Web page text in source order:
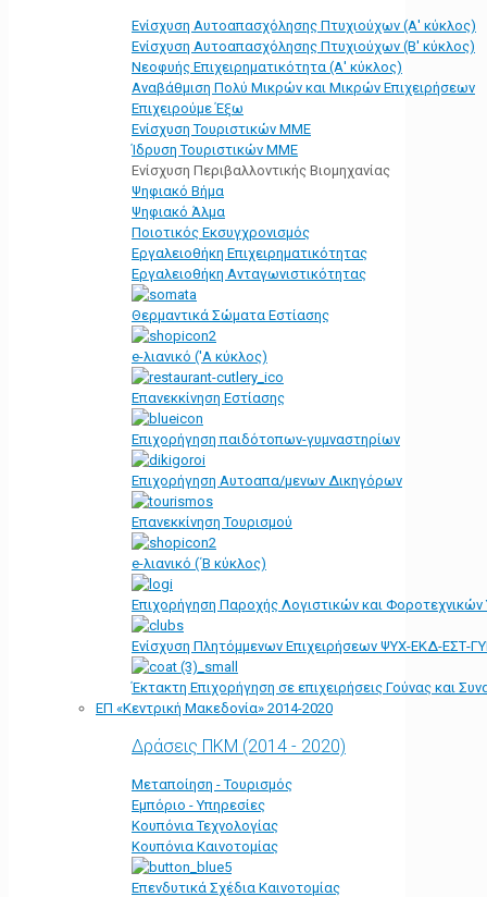
Ενίσχυση Αυτοαπασχόλησης Πτυχιούχων (Α' κύκλος)
Ενίσχυση Αυτοαπασχόλησης Πτυχιούχων (Β' κύκλος)
Νεοφυής Επιχειρηματικότητα (Α' κύκλος)
Αναβάθμιση Πολύ Μικρών και Μικρών Επιχειρήσεων
Επιχειρούμε Έξω
Ενίσχυση Τουριστικών ΜΜΕ
Ίδρυση Τουριστικών ΜΜΕ
Ενίσχυση Περιβαλλοντικής Βιομηχανίας
Ψηφιακό Βήμα
Ψηφιακό Άλμα
Ποιοτικός Εκσυγχρονισμός
Εργαλειοθήκη Eπιχειρηματικότητας
Εργαλειοθήκη Ανταγωνιστικότητας
Θερμαντικά Σώματα Εστίασης
e-λιανικό ('Α κύκλος)
Επανεκκίνηση Εστίασης
Επιχορήγηση παιδότοπων-γυμναστηρίων
Επιχορήγηση Αυτοαπα/μενων Δικηγόρων
Επανεκκίνηση Τουρισμού
e-λιανικό (΄Β κύκλος)
Επιχορήγηση Παροχής Λογιστικών και
Ενίσχυση Πλητόμμενων Επιχειρήσεων ΨΥΧ-ΕΚΔ-ΕΣΤ-
Έκτακτη Επιχορήγηση σε επιχειρήσεις Γούνας και
ΕΠ «Kεντρική Μακεδονία» 2014-2020
Δράσεις ΠΚΜ (2014 - 2020)
Μεταποίηση - Τουρισμός
Εμπόριο - Υπηρεσίες
Κουπόνια Τεχνολογίας
Κουπόνια Καινοτομίας
Επενδυτικά Σχέδια Καινοτομίας